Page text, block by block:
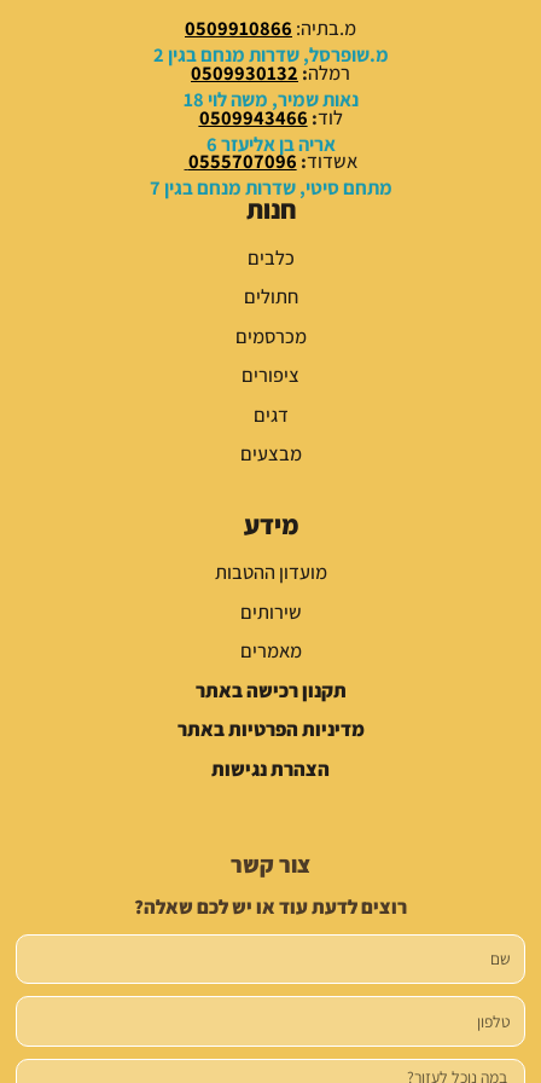
0
0
₪
.
0
0
₪
.
מ.בתיה: 0509910866
מ.שופרסל, שדרות מנחם בגין 2
רמלה:
0509930132
נאות שמיר, משה לוי 18
לוד:
0509943466
אריה בן אליעזר 6
אשדוד:
0555707096
מתחם סיטי, שדרות מנחם בגין 7
חנות
כלבים
חתולים
מכרסמים
ציפורים
דגים
מבצעים
מידע
מועדון ההטבות
שירותים
מאמרים
תקנון רכישה באתר
מדיניות הפרטיות באתר
הצהרת נגישות
צור קשר
רוצים לדעת עוד או יש לכם שאלה?
שם
טלפון
הודעה